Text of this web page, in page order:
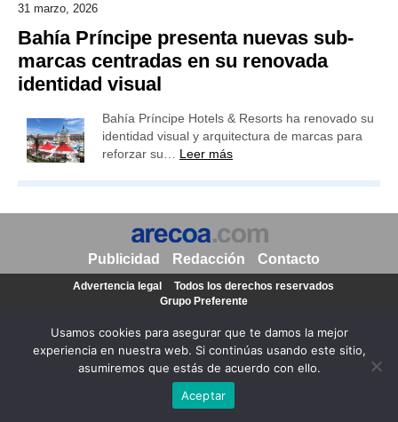
31 marzo, 2026
Bahía Príncipe presenta nuevas sub-
marcas centradas en su renovada
identidad visual
Bahía Príncipe Hotels & Resorts ha renovado su
identidad visual y arquitectura de marcas para
reforzar su… Leer más
Usamos cookies para asegurar que te damos la mejor
experiencia en nuestra web. Si continúas usando este sitio,
asumiremos que estás de acuerdo con ello.
Aceptar
Publicidad Redacción Contacto
Advertencia legal
Todos los derechos reservados
Grupo Preferente